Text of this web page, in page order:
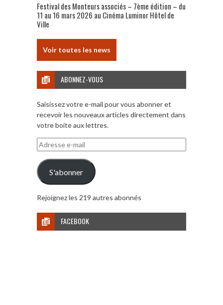
Festival des Monteurs associés – 7ème édition – du
11 au 16 mars 2026 au Cinéma Luminor Hôtel de
Ville
Voir toutes les news
ABONNEZ-VOUS
Saisissez votre e-mail pour vous abonner et
recevoir les nouveaux articles directement dans
votre boite aux lettres.
Adresse
e-
mail
S'abonner
Rejoignez les 219 autres abonnés
FACEBOOK